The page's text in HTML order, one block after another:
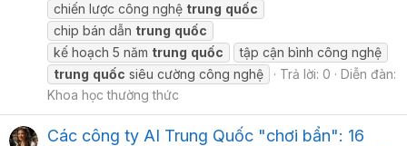
chiến lược công nghệ trung quốc
chip bán dẫn trung quốc
kế hoạch 5 năm trung quốc
tập cận bình công nghệ
trung quốc siêu cường công nghệ Trả lời: 0
Diễn đàn:
Khoa học thường thức
Các công ty AI Trung Quốc "chơi bẩn": 16